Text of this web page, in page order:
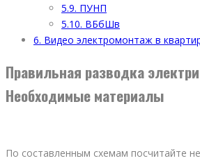
5.9. ПУНП
5.10. ВБбШв
6. Видео электромонтаж в
Правильная разводка
Необходимые материалы
По составленным схемам посчитайте